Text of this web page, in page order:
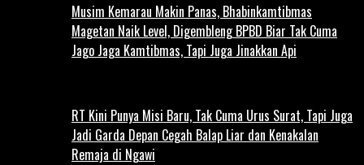
Musim Kemarau Makin Panas, Bhabinkamtibmas
Magetan Naik Level, Digembleng BPBD Biar Tak Cuma
Jago Jaga Kamtibmas, Tapi Juga Jinakkan Api
RT Kini Punya Misi Baru, Tak Cuma Urus Surat, Tapi Juga
Jadi Garda Depan Cegah Balap Liar dan Kenakalan
Remaja di Ngawi